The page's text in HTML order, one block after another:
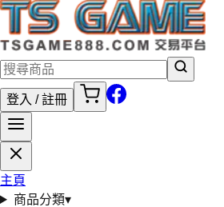
登入 / 註冊
主頁
商品分類▾